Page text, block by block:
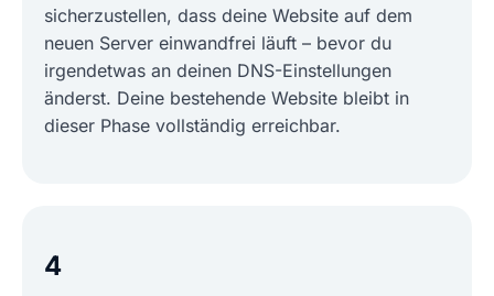
sicherzustellen, dass deine Website auf dem
neuen Server einwandfrei läuft – bevor du
irgendetwas an deinen DNS-Einstellungen
änderst. Deine bestehende Website bleibt in
dieser Phase vollständig erreichbar.
4